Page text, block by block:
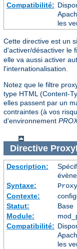
Compatibilité:
les
Cette directive est un
d'activer/désactiver le
elle va aussi activer
l'internationalisation.
Notez que le filtre
type HTML (Content-
elles passent par un
contraintes (à vos
d'environnement
Directive
Description:
Syntaxe:
Contexte:
Statut:
Base
Module:
Compatibilité:
les